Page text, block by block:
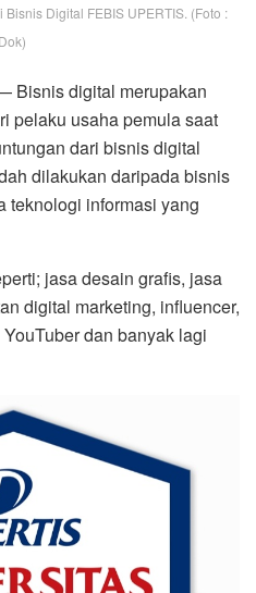
Digital FEBIS UPERTIS. (Foto :
Dok)
Bisnis digital merupakan
pelaku usaha pemula saat
dari bisnis digital
dilakukan daripada bisnis
teknologi informasi yang
jasa desain grafis, jasa
digital marketing, influencer,
dan banyak lagi